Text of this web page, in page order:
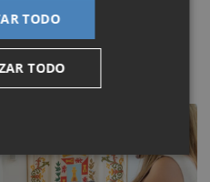
unas obras llamadas
principales
TODO
TODO